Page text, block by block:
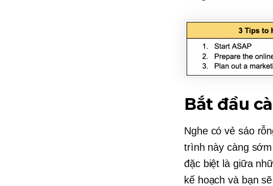
Bắt đầu
Nghe có vẻ sáo
trình này càng
đặc biệt là giữa
kế hoạch và bạn